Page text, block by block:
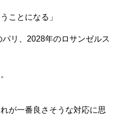
ことになる」
パリ、2028年のロサンゼルス
が一番良さそうな対応に思